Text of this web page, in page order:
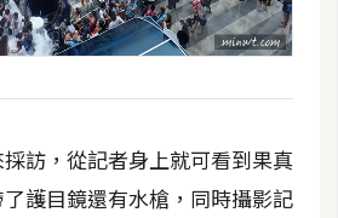
訪，從記者身上就可看到果真
護目鏡還有水槍，同時攝影記